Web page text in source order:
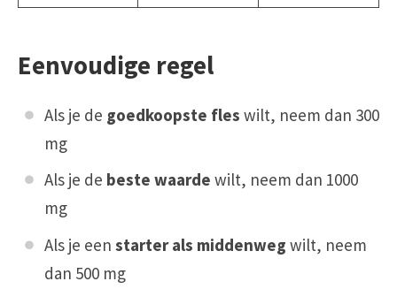
Eenvoudige regel
Als je de goedkoopste fles wilt, neem dan 300
mg
Als je de beste waarde wilt, neem dan 1000
mg
Als je een starter als middenweg wilt, neem
dan 500 mg